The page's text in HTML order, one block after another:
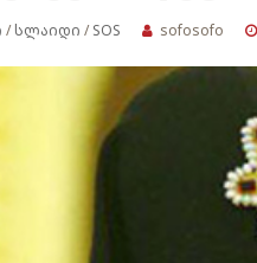
/სლაიდი /SOS sofosofo